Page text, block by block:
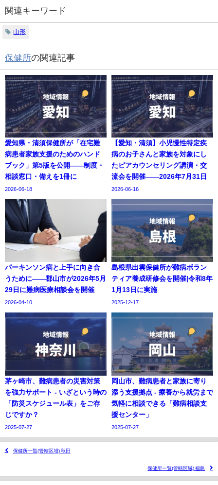
関連キーワード
山形
保健所の関連記事
愛知県・清須保健所が「在宅難
病患者家族支援のためのハンド
ブック」第5版を公開——制度・
相談窓口・備えを1冊に
2026-06-18
【愛知・清須】小児慢性特定疾
病のお子さんと家族を対象にし
たピアカウンセリング講演・交
流会を開催——2026年7月31日
2026-06-16
パーキンソン病と上手に向き合
うために——郡山市が2026年5月
29日に難病医療相談会を開催
2026-04-10
島根県出雲保健所が難病ボラン
ティア養成研修会を開催|令和8年
1月13日に実施
2025-12-17
茅ヶ崎市、難病患者の災害対策
を強力サポート - いざという時の
「防災スケジュール表」をご存
じですか？
2025-07-27
岡山市、難病患者と家族に寄り
添う支援拠点 - 療養から就労まで
気軽に相談できる「難病相談支
援センター」
2025-07-27
保健所一覧(管轄区域) 秋田
保健所一覧(管轄区域) 福島